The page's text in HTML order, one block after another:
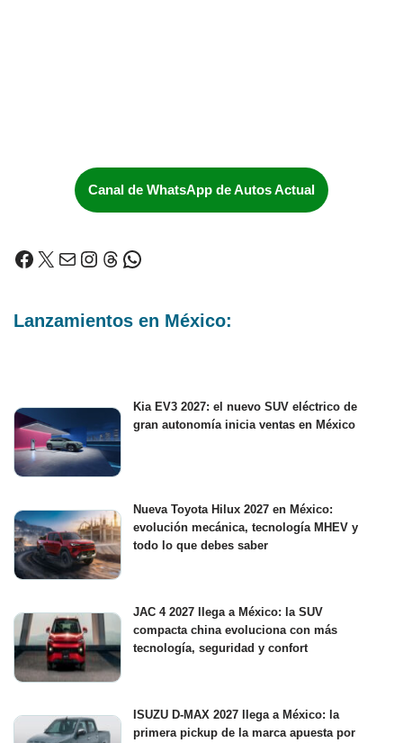
Canal de WhatsApp de Autos Actual
Lanzamientos en México:
Kia EV3 2027: el nuevo SUV eléctrico de
gran autonomía inicia ventas en México
Nueva Toyota Hilux 2027 en México:
evolución mecánica, tecnología MHEV y
todo lo que debes saber
JAC 4 2027 llega a México: la SUV
compacta china evoluciona con más
tecnología, seguridad y confort
ISUZU D-MAX 2027 llega a México: la
primera pickup de la marca apuesta por